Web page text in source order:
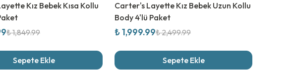
Kız Bebek Kısa Kollu
₺ 1,849.99
Sepete Ekle
Carter's Layette Kız Bebek Uzun Kollu
Body 4'lü Paket
₺ 1,999.99₺ 2,499.99
Sepete Ekle